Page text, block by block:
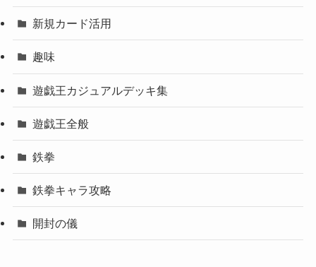
新規カード活用
趣味
遊戯王カジュアルデッキ集
遊戯王全般
鉄拳
鉄拳キャラ攻略
開封の儀